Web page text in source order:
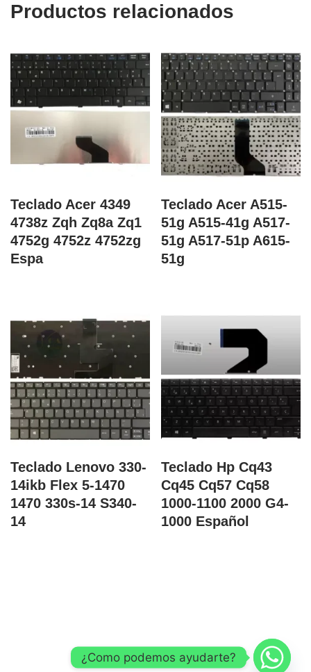
Productos relacionados
Teclado Acer 4349
4738z Zqh Zq8a Zq1
4752g 4752z 4752zg
Espa
Teclado Acer A515-
51g A515-41g A517-
51g A517-51p A615-
51g
Teclado Lenovo 330-
14ikb Flex 5-1470
1470 330s-14 S340-
14
Teclado Hp Cq43
Cq45 Cq57 Cq58
1000-1100 2000 G4-
1000 Español
COPYRIGHT @ 2026 INGENIERIA DISEÑO Y ARTE DE
¿Como podemos ayudarte?